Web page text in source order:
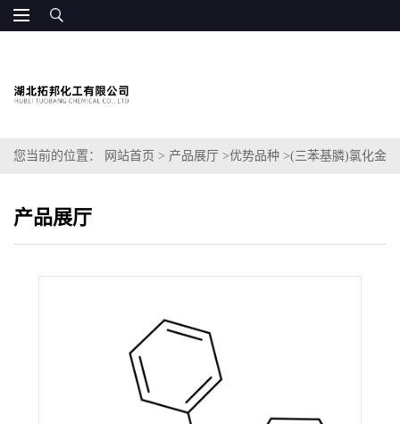
您当前的位置： 网站首页 > 产品展厅 >优势品种 >(三苯基膦)氯化金
产品展厅